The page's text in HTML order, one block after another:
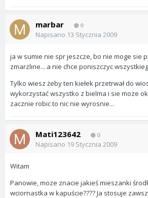
marbar 0
Napisano 13 Stycznia 2009
ja w sumie nie spr jeszcze, bo nie moge sie
zmarzline... a nie chce poniszczyc
Tylko wiesz żeby ten kiełek przetrwał do
wykorzystać wszystko z bielma i sie moze
zacznie robic to nic nie wyrosnie...
Mati123642 0
Napisano 19 Stycznia 2009
Witam
Panowie, moze znacie jakieś mieszanki
wciornastka w kapuście???? Ja stosuje